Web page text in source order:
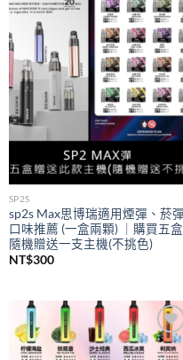
Add to
wishlist
SP2S
sp2s Max思博瑞適用煙彈、菸彈
口味推薦 (一盒兩顆) ｜購買五盒
隨機贈送一支主機(不挑色)
NT$300
Add to
wishlist